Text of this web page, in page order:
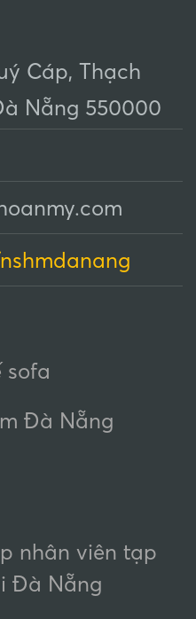
Cáp, Thạch
Nẵng 550000
sofa
Đà Nẵng
nhân viên tạp
Đà Nẵng